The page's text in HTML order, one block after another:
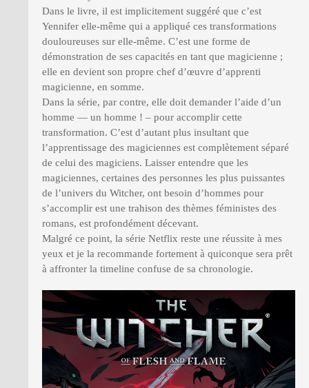
Dans le livre, il est implicitement suggéré que c’est
Yennifer elle-même qui a appliqué ces transformations
douloureuses sur elle-même. C’est une forme de
démonstration de ses capacités en tant que magicienne ;
elle en devient son propre chef d’œuvre d’apprenti
magicienne, en somme.
Dans la série, par contre, elle doit demander l’aide d’un
homme — un homme ! – pour accomplir cette
transformation. C’est d’autant plus insultant que
l’apprentissage des magiciennes est complètement séparé
de celui des magiciens. Laisser entendre que les
magiciennes, certaines des personnes les plus puissantes
de l’univers du Witcher, ont besoin d’hommes pour
s’accomplir est une trahison des thèmes féministes des
romans, est profondément décevant.
Malgré ce point, la série Netflix reste une réussite à mes
yeux et je la recommande fortement à quiconque sera prêt
à affronter la timeline confuse de sa chronologie.